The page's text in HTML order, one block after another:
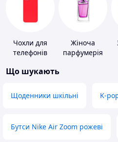
Чохли для
телефонів
Жіноча
парфумерія
Що шукають
Щоденники шкільні K-
Бутси Nike Air Zoom рожеві